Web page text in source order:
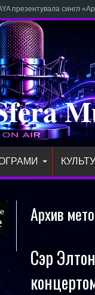
презентувала сингл
Архив
Сэр